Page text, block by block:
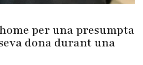
per una presumpta
dona durant una